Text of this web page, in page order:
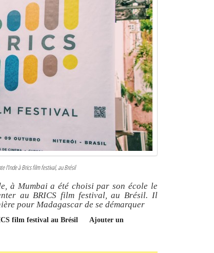
l'Inde à Brics film festival, au Brésil
à Mumbai a été choisi par son école le
au BRICS film festival, au Brésil. Il
pour Madagascar de se démarquer
film festival au Brésil Ajouter un